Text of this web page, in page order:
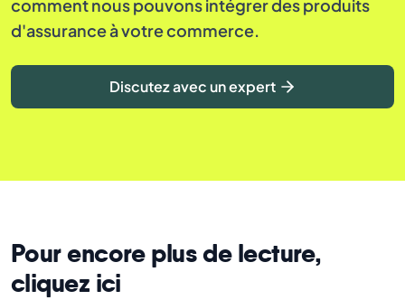
comment nous pouvons intégrer des produits
d'assurance à votre commerce.
Discutez avec un expert
Pour encore plus de lecture,
cliquez ici